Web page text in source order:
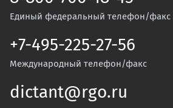
Единый федеральный телефон/факс
+7-495-225-27-56
Международный телефон/факс
dictant@rgo.ru